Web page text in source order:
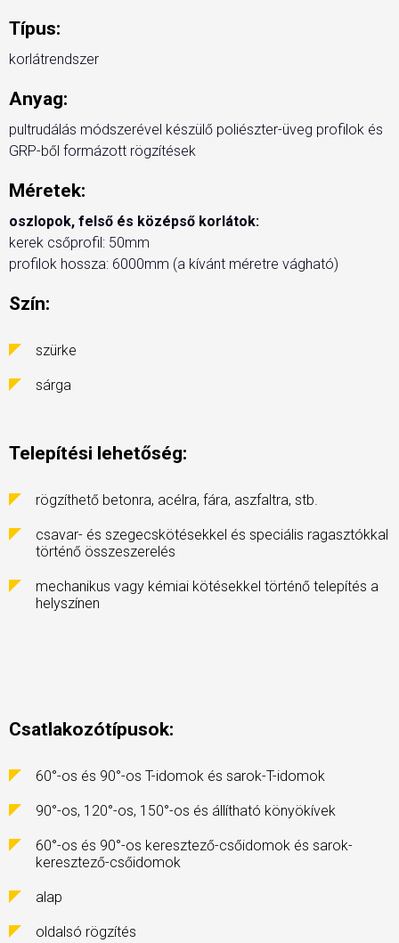
Típus:
korlátrendszer
Anyag:
pultrudálás módszerével készülő poliészter-üveg profilok és
GRP-ből formázott rögzítések
Méretek:
oszlopok, felső és középső korlátok:
kerek csőprofil: 50mm
profilok hossza: 6000mm (a kívánt méretre vágható)
Szín:
szürke
sárga
Telepítési lehetőség:
rögzíthető betonra, acélra, fára, aszfaltra, stb.
csavar- és szegecskötésekkel és speciális ragasztókkal
történő összeszerelés
mechanikus vagy kémiai kötésekkel történő telepítés a
helyszínen
Csatlakozótípusok:
60°-os és 90°-os T-idomok és sarok-T-idomok
90°-os, 120°-os, 150°-os és állítható könyökívek
60°-os és 90°-os keresztező-csőidomok és sarok-
keresztező-csőidomok
alap
oldalsó rögzítés